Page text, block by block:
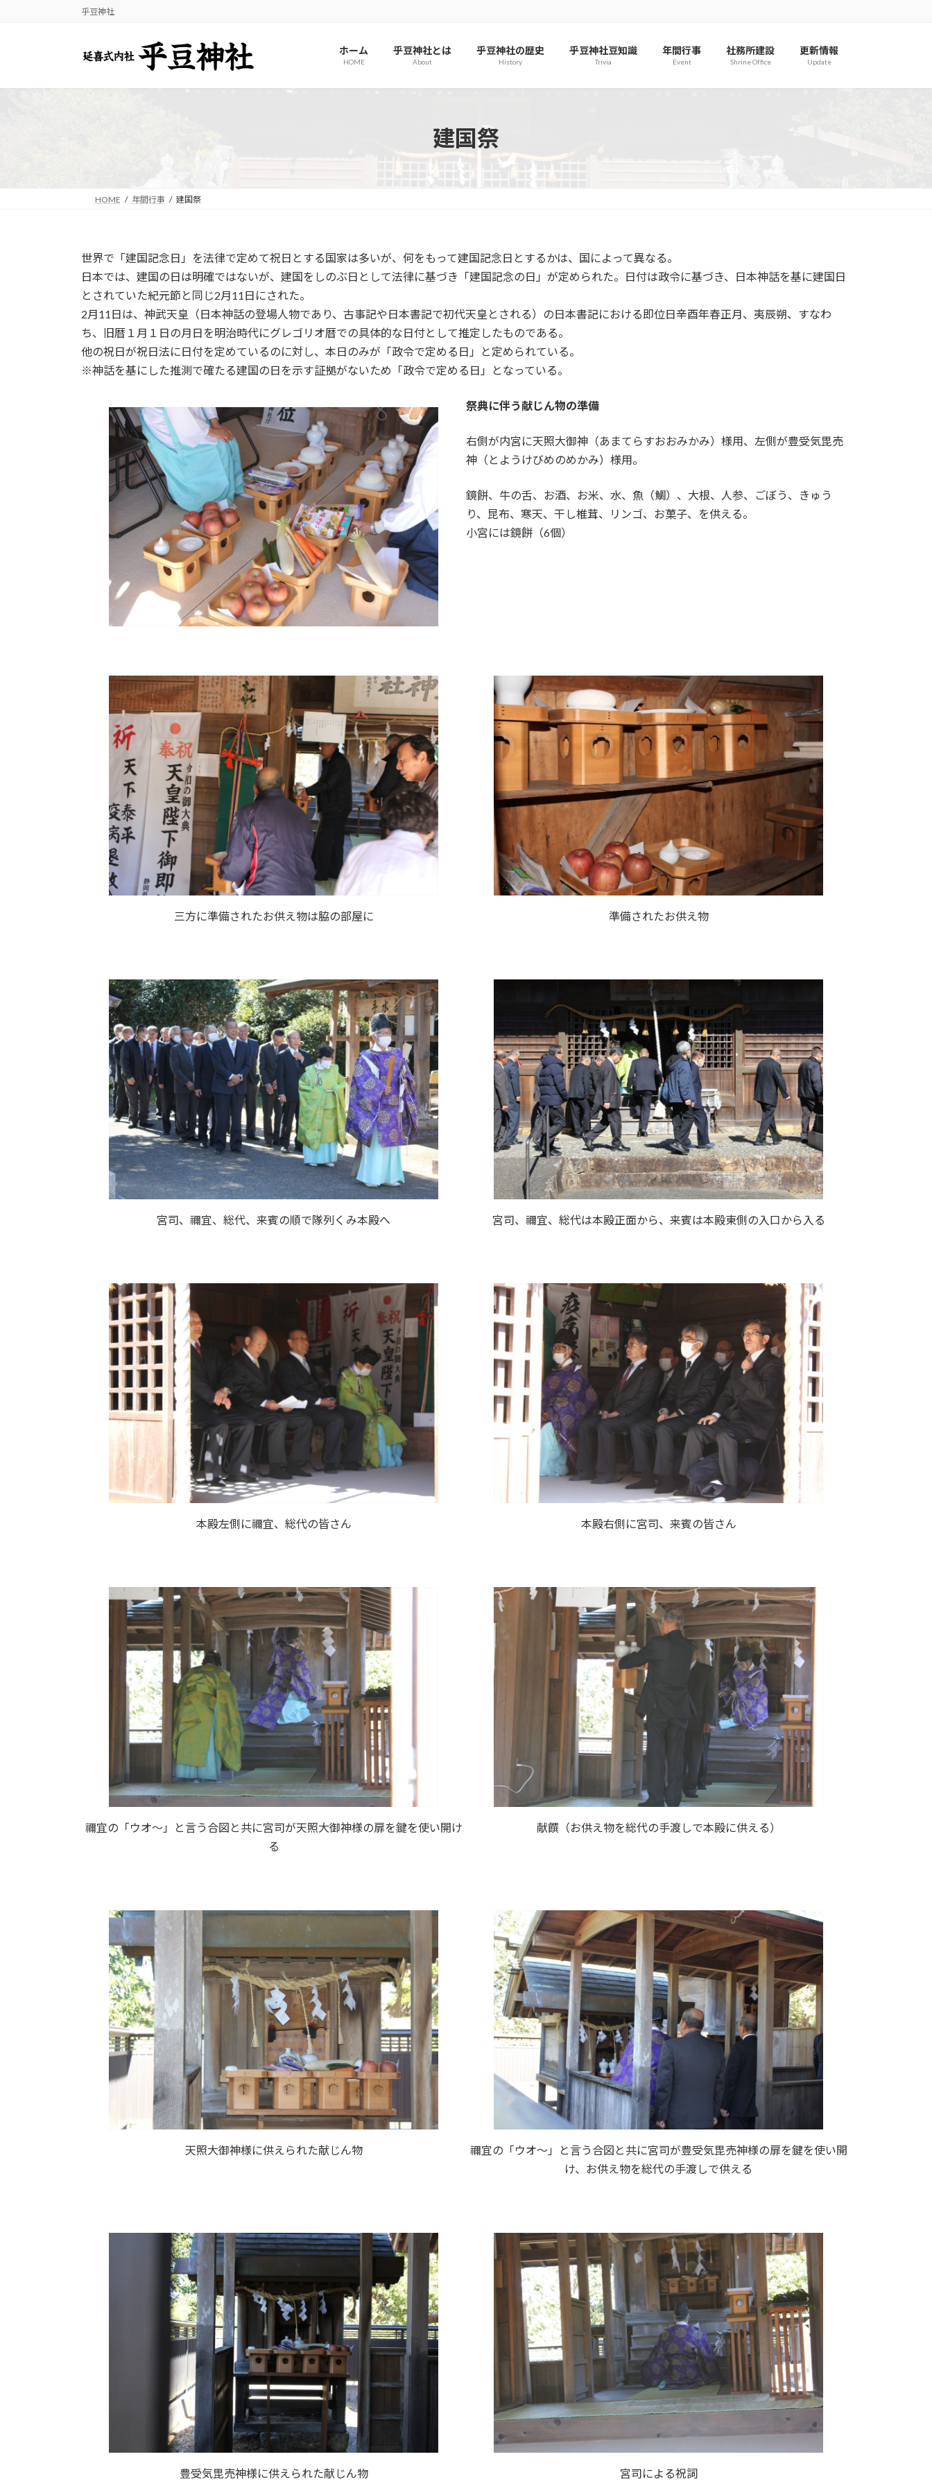
へ
ョ
乎豆神社
ホーム
HOME
乎豆神社とは
About
乎豆神社の歴史
History
乎豆神社豆知識
Trivia
年間行事
Event
社務所建設
Shrine Office
更新情報
Update
建国祭
HOME 年間行事 建国祭
世界で「建国記念日」を法律で定めて祝日とする国家は多いが、何をもって建国記念日とするかは、国によって異なる。
日本では、建国の日は明確ではないが、建国をしのぶ日として法律に基づき「建国記念の日」が定められた。日付は政令に基づき、日本神話を基に建国日
とされていた紀元節と同じ2月11日にされた。
2月11日は、神武天皇（日本神話の登場人物であり、古事記や日本書記で初代天皇とされる）の日本書記における即位日辛酉年春正月、夷辰朔、すなわ
ち、旧暦１月１日の月日を明治時代にグレゴリオ暦での具体的な日付として推定したものである。
他の祝日が祝日法に日付を定めているのに対し、本日のみが「政令で定める日」と定められている。
※神話を基にした推測で確たる建国の日を示す証拠がないため「政令で定める日」となっている。
祭典に伴う献じん物の準備
右側が内宮に天照大御神（あまてらすおおみかみ）様用、左側が豊受気毘売
神（とようけびめのめかみ）様用。
鏡餅、牛の舌、お酒、お米、水、魚（鯛）、大根、人参、ごぼう、きゅう
り、昆布、寒天、干し椎茸、リンゴ、お菓子、を供える。
小宮には鏡餅（6個）
三方に準備されたお供え物は脇の部屋に 準備されたお供え物
宮司、禰宜、総代、来賓の順で隊列くみ本殿へ 宮司、禰宜、総代は本殿正面から、来賓は本殿東側の入口から入る
本殿左側に禰宜、総代の皆さん 本殿右側に宮司、来賓の皆さん
禰宜の「ウオ～」と言う合図と共に宮司が天照大御神様の扉を鍵を使い開け
る
献饌（お供え物を総代の手渡しで本殿に供える）
天照大御神様に供えられた献じん物
禰宜の「ウオ～」と言う合図と共に宮司が豊受気毘売神様の扉を鍵を使い開
け、お供え物を総代の手渡しで供える
豊受気毘売神様に供えられた献じん物 宮司による祝詞